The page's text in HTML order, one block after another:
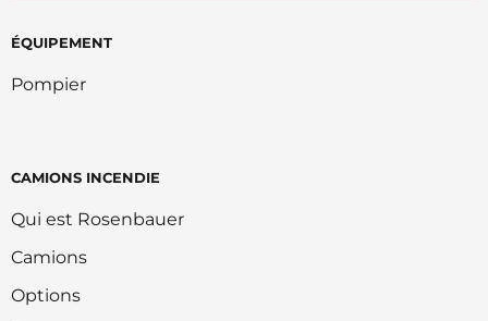
ÉQUIPEMENT
Pompier
CAMIONS INCENDIE
Qui est Rosenbauer
Camions
Options